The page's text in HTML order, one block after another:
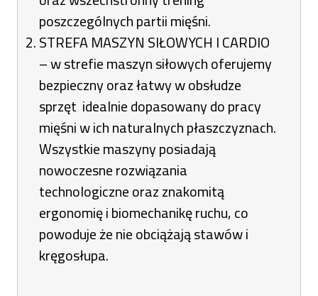
poszczególnych partii mięśni.
STREFA MASZYN SIŁOWYCH I CARDIO
– w strefie maszyn siłowych oferujemy
bezpieczny oraz łatwy w obsłudze
sprzęt idealnie dopasowany do pracy
mięśni w ich naturalnych płaszczyznach.
Wszystkie maszyny posiadają
nowoczesne rozwiązania
technologiczne oraz znakomitą
ergonomię i biomechanikę ruchu, co
powoduje że nie obciążają stawów i
kręgosłupa.